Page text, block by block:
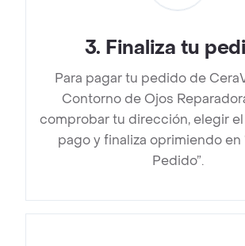
3. Finaliza tu
Para pagar tu pedido de
Contorno de Ojos
comprobar tu dirección, elegir
pago y finaliza oprimiendo en
Pedido”.